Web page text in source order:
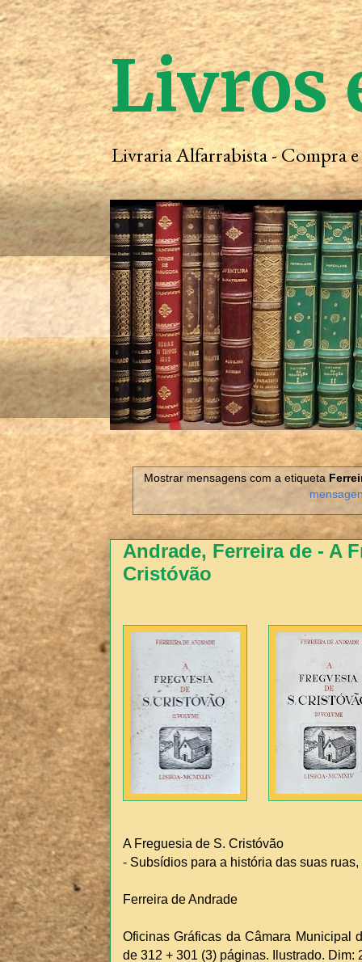
Livros
Livraria Alfarrabista - Compra
Mostrar mensagens com a etiqueta
Andrade, Ferreira de - A
Cristóvão
A Freguesia de S. Cristóvão
- Subsídios para a história das suas
Ferreira de Andrade
Oficinas Gráficas da Câmara Municipal
de 312 + 301 (3) páginas. Ilustrado.